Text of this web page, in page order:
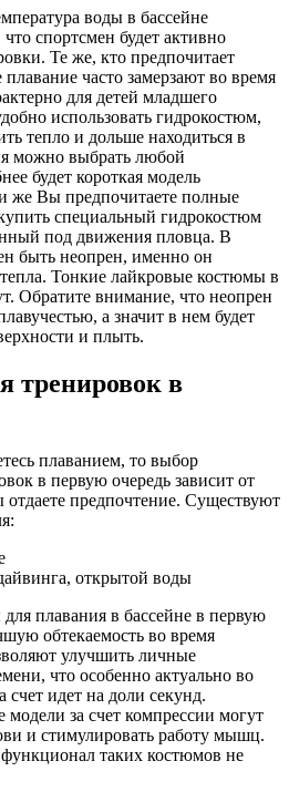
воды в бассейне
спортсмен будет активно
Те же, кто предпочитает
часто замерзают во время
для детей младшего
использовать гидрокостюм,
тепло и дольше находиться в
можно выбрать любой
будет короткая модель
же Вы предпочитаете полные
специальный гидрокостюм
под движения пловца. В
быть неопрен, именно он
Тонкие лайкровые костюмы в
Обратите внимание, что неопрен
а значит в нем будет
и плыть.
тренировок в
плаванием, то выбор
в первую очередь зависит от
предпочтение. Существуют
открытой воды
плавания в бассейне в первую
обтекаемость во время
улучшить личные
что особенно актуально во
счет идет на доли секунд.
за счет компрессии могут
и стимулировать работу мышц.
таких костюмов не